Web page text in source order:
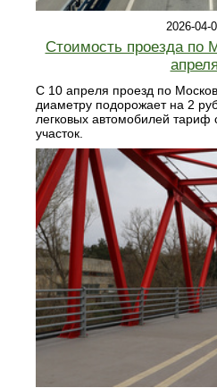
2026-04-
Стоимость проезда по
апреля
С 10 апреля проезд по
диаметру подорожает на 2
легковых автомобилей тариф
участок.